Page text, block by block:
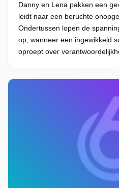
Danny en Lena pakken een
leidt naar een beruchte
Ondertussen lopen de
op, wanneer een ingewikkeld
oproept over